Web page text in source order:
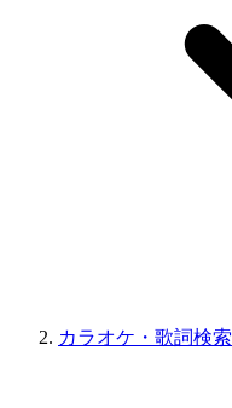
カラオケ・歌詞検索